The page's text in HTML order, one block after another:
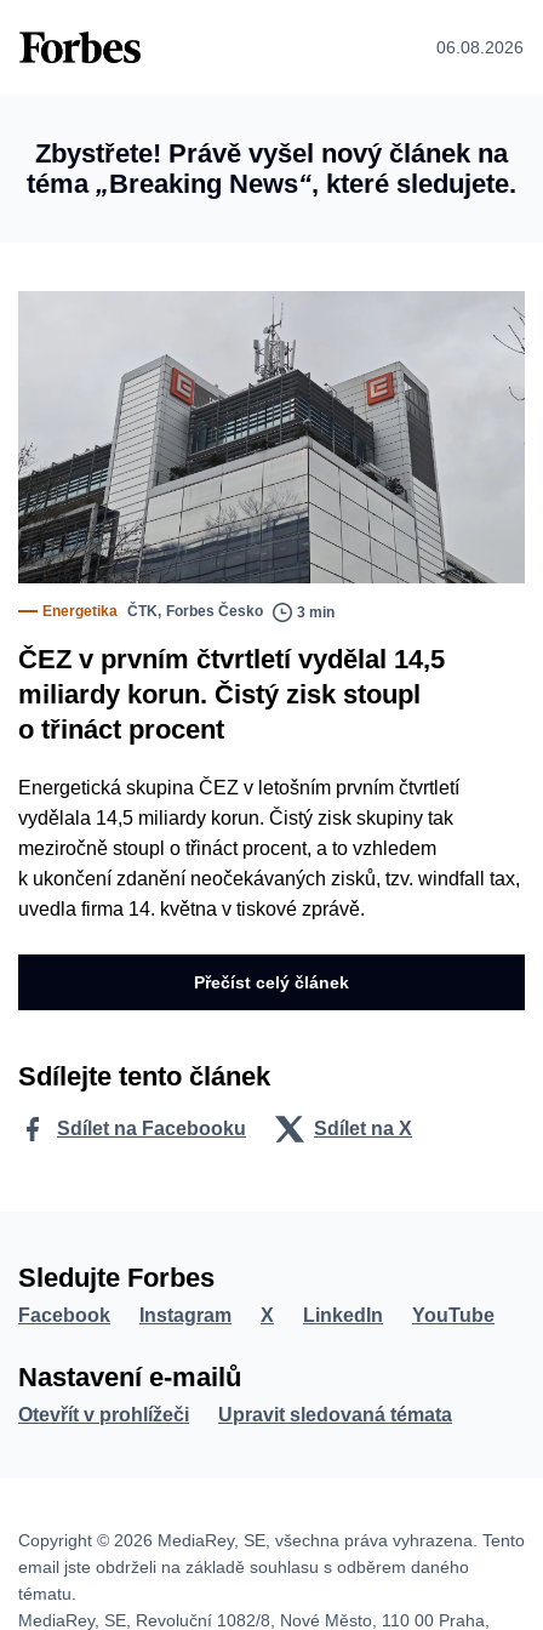
06.08.2026
Zbystřete! Právě vyšel nový článek na
téma „Breaking News“, které sledujete.
Energetika ČTK, Forbes Česko 3 min
ČEZ v prvním čtvrtletí vydělal 14,5
miliardy korun. Čistý zisk stoupl
o třináct procent
Energetická skupina ČEZ v letošním prvním čtvrtletí
vydělala 14,5 miliardy korun. Čistý zisk skupiny tak
meziročně stoupl o třináct procent, a to vzhledem
k ukončení zdanění neočekávaných zisků, tzv. windfall tax,
uvedla firma 14. května v tiskové zprávě.
Přečíst celý článek
Sdílejte tento článek
Sdílet na Facebooku Sdílet na X
Sledujte Forbes
Facebook Instagram X LinkedIn YouTube
Nastavení e-mailů
Otevřít v prohlížeči Upravit sledovaná témata
Copyright © 2026 MediaRey, SE, všechna práva vyhrazena. Tento
email jste obdrželi na základě souhlasu s odběrem daného
tématu.
MediaRey, SE, Revoluční 1082/8, Nové Město, 110 00 Praha,